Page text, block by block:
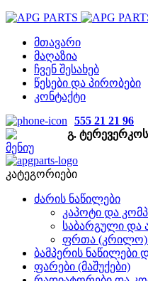
მთავარი
მაღაზია
ჩვენ შესახებ
წესები და პირობები
კონტაქტი
555 21 21 96
გ.
მენიუ
კატეგორიები
ძარის ნაწილები
კაპოტი და
საბარგული და
ფრთა (კრილო)
ბამპერის ნაწილები
ფარები (მაშუქები)